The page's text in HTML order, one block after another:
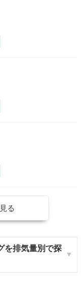
る
を排気量別で探